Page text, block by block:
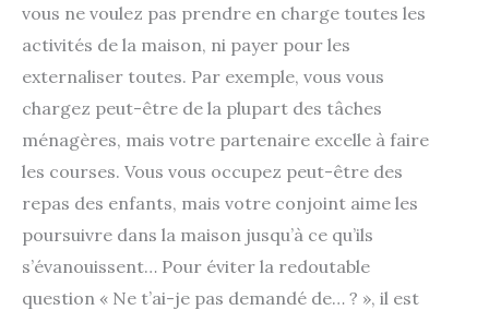
vous ne voulez pas prendre en charge toutes les
activités de la maison, ni payer pour les
externaliser toutes. Par exemple, vous vous
chargez peut-être de la plupart des tâches
ménagères, mais votre partenaire excelle à faire
les courses. Vous vous occupez peut-être des
repas des enfants, mais votre conjoint aime les
poursuivre dans la maison jusqu’à ce qu’ils
s’évanouissent… Pour éviter la redoutable
question « Ne t’ai-je pas demandé de… ? », il est